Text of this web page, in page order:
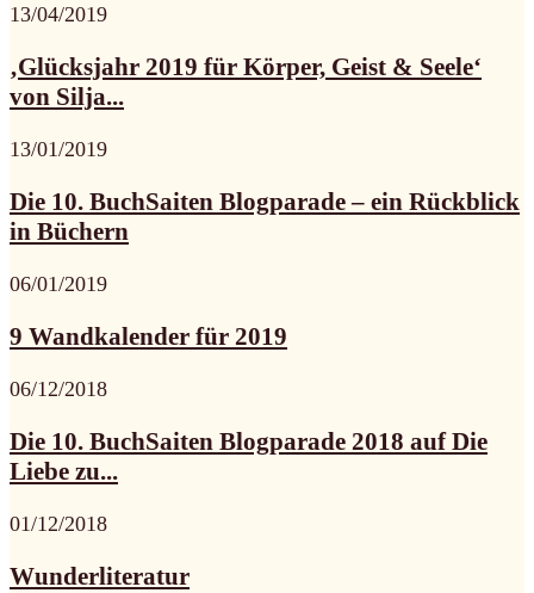
13/04/2019
‚Glücksjahr 2019 für Körper, Geist & Seele‘
von Silja...
13/01/2019
Die 10. BuchSaiten Blogparade – ein Rückblick
in Büchern
06/01/2019
9 Wandkalender für 2019
06/12/2018
Die 10. BuchSaiten Blogparade 2018 auf Die
Liebe zu...
01/12/2018
Wunderliteratur